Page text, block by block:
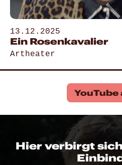
13.12.2025
Ein Rosenkavalier
Artheater
YouTube
Hier verbirgt